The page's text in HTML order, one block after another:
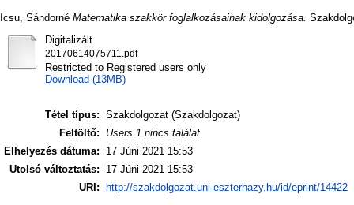
Icsu, Sándorné Matematika szakkör foglalkozásainak kidolgozása.
Digitalizált
20170614075711.pdf
Restricted to Registered users only
Download (13MB)
Tétel típus: Szakdolgozat (Szakdolgozat)
Feltöltő:
Users 1 nincs találat.
Elhelyezés dátuma:
17 Júni 2021 15:53
Utolsó változtatás:
17 Júni 2021 15:53
URI:
http://szakdolgozat.uni-eszterhazy.hu/id/eprint/14422